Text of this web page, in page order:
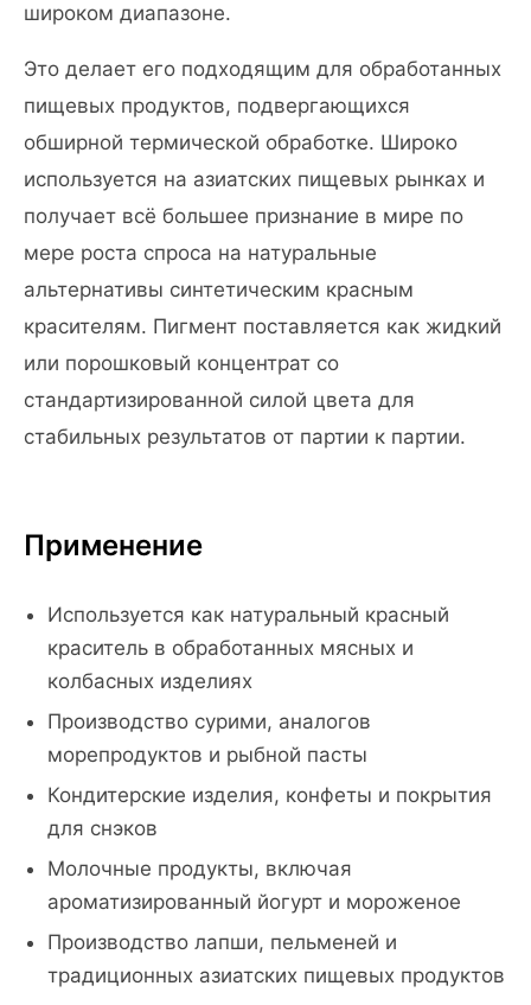
широком диапазоне.
Это делает его подходящим для обработанных
пищевых продуктов, подвергающихся
обширной термической обработке. Широко
используется на азиатских пищевых рынках и
получает всё большее признание в мире по
мере роста спроса на натуральные
альтернативы синтетическим красным
красителям. Пигмент поставляется как жидкий
или порошковый концентрат со
стандартизированной силой цвета для
стабильных результатов от партии к партии.
Применение
Используется как натуральный красный
краситель в обработанных мясных и
колбасных изделиях
Производство сурими, аналогов
морепродуктов и рыбной пасты
Кондитерские изделия, конфеты и покрытия
для снэков
Молочные продукты, включая
ароматизированный йогурт и мороженое
Производство лапши, пельменей и
традиционных азиатских пищевых продуктов